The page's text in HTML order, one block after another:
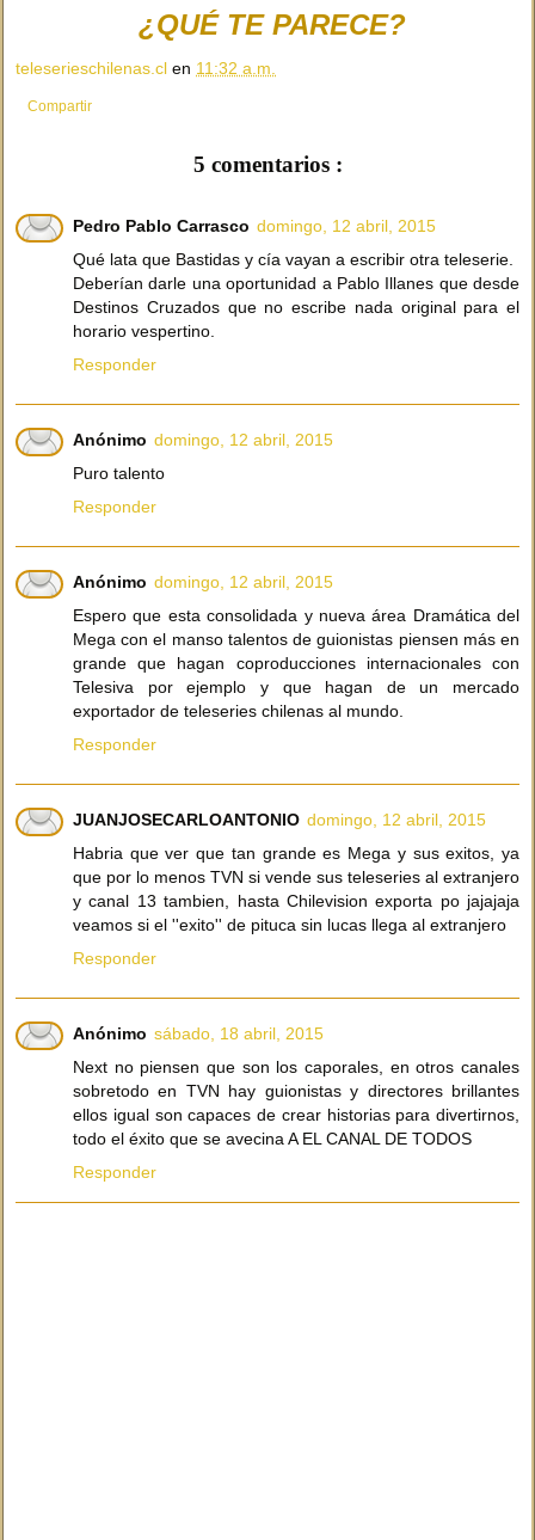
¿QUÉ TE PARECE?
teleserieschilenas.cl en 11:32 a.m.
Compartir
5 comentarios :
Pedro Pablo Carrasco domingo, 12 abril, 2015
Qué lata que Bastidas y cía vayan a escribir otra teleserie.
Deberían darle una oportunidad a Pablo Illanes que desde
Destinos Cruzados que no escribe nada original para el
horario vespertino.
Responder
Anónimo domingo, 12 abril, 2015
Puro talento
Responder
Anónimo domingo, 12 abril, 2015
Espero que esta consolidada y nueva área Dramática del
Mega con el manso talentos de guionistas piensen más en
grande que hagan coproducciones internacionales con
Telesiva por ejemplo y que hagan de un mercado
exportador de teleseries chilenas al mundo.
Responder
JUANJOSECARLOANTONIO domingo, 12 abril, 2015
Habria que ver que tan grande es Mega y sus exitos, ya
que por lo menos TVN si vende sus teleseries al extranjero
y canal 13 tambien, hasta Chilevision exporta po jajajaja
veamos si el ''exito'' de pituca sin lucas llega al extranjero
Responder
Anónimo sábado, 18 abril, 2015
Next no piensen que son los caporales, en otros canales
sobretodo en TVN hay guionistas y directores brillantes
ellos igual son capaces de crear historias para divertirnos,
todo el éxito que se avecina A EL CANAL DE TODOS
Responder